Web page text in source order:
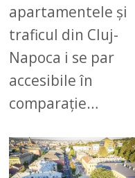
apartamentele și
traficul din Cluj-
Napoca i se par
accesibile în
comparație…